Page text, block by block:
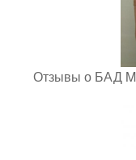
Отзывы о БАД